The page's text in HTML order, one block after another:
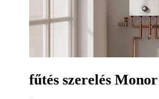
fűtés szerelés